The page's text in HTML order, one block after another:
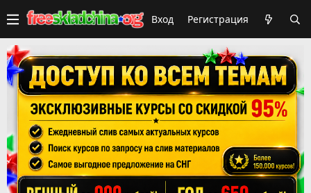
Вход Регистрация